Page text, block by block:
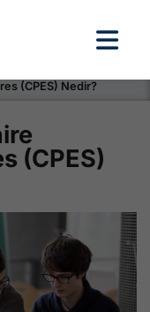
(CPES) Nedir?
(CPES)